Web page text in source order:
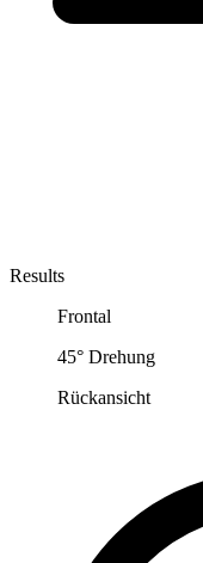
Results
Frontal
45° Drehung
Rückansicht